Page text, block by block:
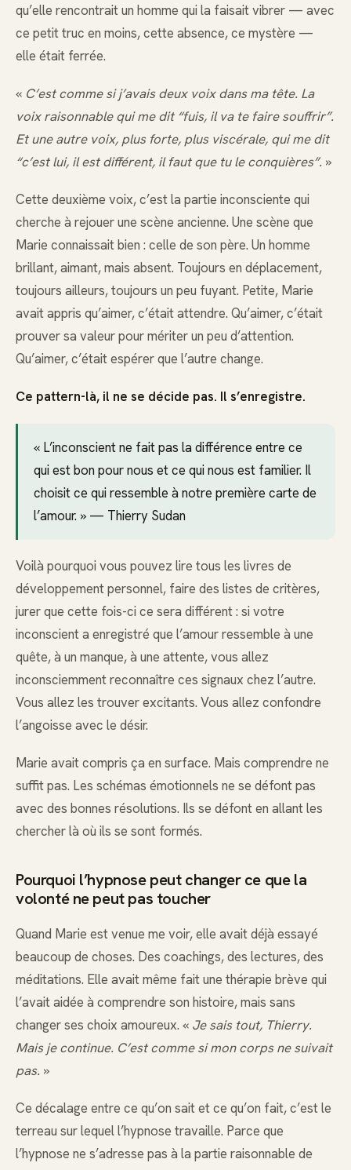
qu’elle rencontrait un homme qui la faisait vibrer — avec
ce petit truc en moins, cette absence, ce mystère —
elle était ferrée.
« C’est comme si j’avais deux voix dans ma tête. La
voix raisonnable qui me dit “fuis, il va te faire souffrir”.
Et une autre voix, plus forte, plus viscérale, qui me dit
“c’est lui, il est différent, il faut que tu le conquières”. »
Cette deuxième voix, c’est la partie inconsciente qui
cherche à rejouer une scène ancienne. Une scène que
Marie connaissait bien : celle de son père. Un homme
brillant, aimant, mais absent. Toujours en déplacement,
toujours ailleurs, toujours un peu fuyant. Petite, Marie
avait appris qu’aimer, c’était attendre. Qu’aimer, c’était
prouver sa valeur pour mériter un peu d’attention.
Qu’aimer, c’était espérer que l’autre change.
Ce pattern-là, il ne se décide pas. Il s’enregistre.
« L’inconscient ne fait pas la différence entre ce
qui est bon pour nous et ce qui nous est familier. Il
choisit ce qui ressemble à notre première carte de
l’amour. » — Thierry Sudan
Voilà pourquoi vous pouvez lire tous les livres de
développement personnel, faire des listes de critères,
jurer que cette fois-ci ce sera différent : si votre
inconscient a enregistré que l’amour ressemble à une
quête, à un manque, à une attente, vous allez
inconsciemment reconnaître ces signaux chez l’autre.
Vous allez les trouver excitants. Vous allez confondre
l’angoisse avec le désir.
Marie avait compris ça en surface. Mais comprendre ne
suffit pas. Les schémas émotionnels ne se défont pas
avec des bonnes résolutions. Ils se défont en allant les
chercher là où ils se sont formés.
Pourquoi l’hypnose peut changer ce que la
volonté ne peut pas toucher
Quand Marie est venue me voir, elle avait déjà essayé
beaucoup de choses. Des coachings, des lectures, des
méditations. Elle avait même fait une thérapie brève qui
l’avait aidée à comprendre son histoire, mais sans
changer ses choix amoureux. « Je sais tout, Thierry.
Mais je continue. C’est comme si mon corps ne suivait
pas. »
Ce décalage entre ce qu’on sait et ce qu’on fait, c’est le
terreau sur lequel l’hypnose travaille. Parce que
l’hypnose ne s’adresse pas à la partie raisonnable de